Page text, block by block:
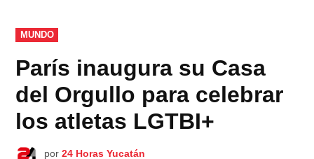
PUBLICADO
EN
MUNDO
París inaugura su Casa
del Orgullo para celebrar
los atletas LGTBI+
por 24 Horas Yucatán